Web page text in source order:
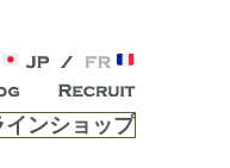
をトー
を追求し、未来の
インショップ